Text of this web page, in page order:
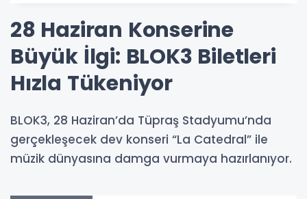
28 Haziran Konserine
Büyük İlgi: BLOK3 Biletleri
Hızla Tükeniyor
BLOK3, 28 Haziran’da Tüpraş Stadyumu’nda
gerçekleşecek dev konseri “La Catedral” ile
müzik dünyasına damga vurmaya hazırlanıyor.